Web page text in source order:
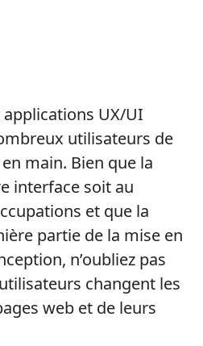
UX/UI
utilisateurs de
main. Bien que la
interface soit au
et que la
partie de la mise en
n’oubliez pas
changent les
web et de leurs